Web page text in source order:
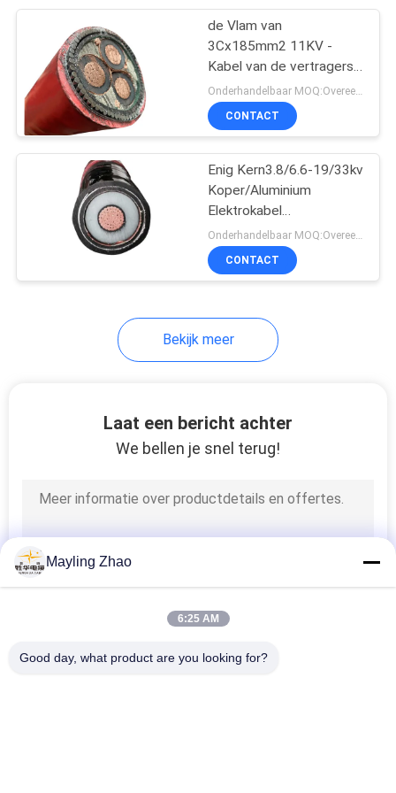
Rubber In de schede
gestoken Kabel
besturingskabels
Beschermde
Instrumentenkabel
Hoge temperatuur
kabel
de Vlam van
3Cx185mm2 11KV -
Kabel van de vertragers
de Gepantserde Macht
CONTACT
Enig Kern3.8/6.6-19/33kv
Koper/Aluminium
Elektrokabel
1Cx50SQMM aan 1Cx
1000SQMM
CONTACT
Bekijk meer
Laat een bericht achter
We bellen je snel terug!
Mayling Zhao
6:25 AM
Good day, what product are you looking for?